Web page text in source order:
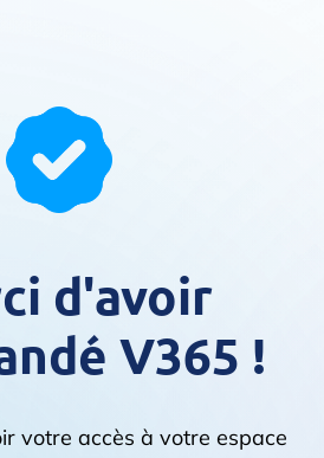
d'avoir
V365 !
votre accès à votre espace